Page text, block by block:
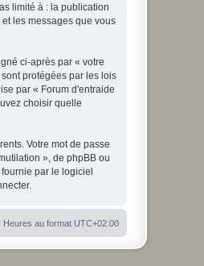
limité à : la publication
les messages que vous
ci-après par « votre
protégées par les lois
par « Forum d'entraide
choisir quelle
Votre mot de passe
», de phpBB ou
par le logiciel
Heures au format UTC+02:00